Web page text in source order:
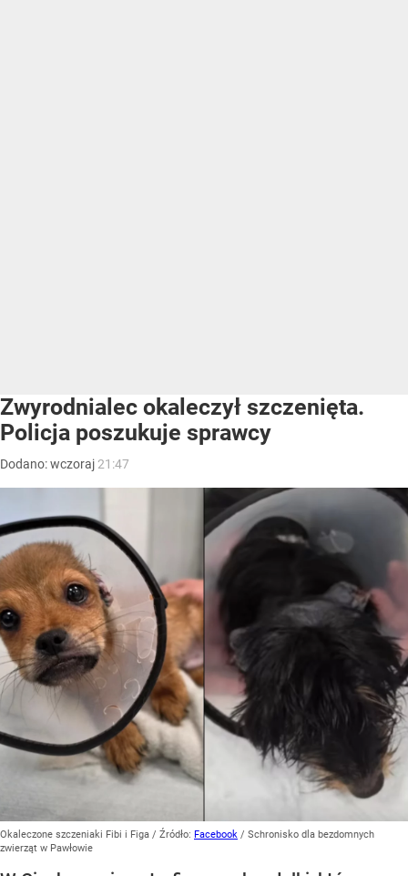
Zwyrodnialec okaleczył szczenięta.
Policja poszukuje sprawcy
Dodano:wczoraj 21:47
Okaleczone szczeniaki Fibi i Figa / Źródło: Facebook / Schronisko dla bezdomnych
zwierząt w Pawłowie